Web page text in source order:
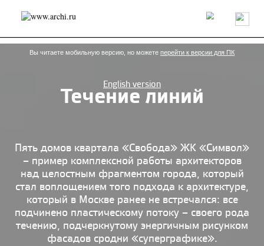
Россия Мир Технологии Интерьер Пресса
Архитекторы
Проекты
Конкурсы События Книги Вакансии
send.project Анонсы конкурсов
Блог
Дизайн
Иностранцы в России
Интерьер
Книги
Наследие Образование
Урбанистика
Эко
Вы читаете мобильную версию, но можете перейти к версии для ПК
English version
Течение линий
Пять домов квартала «Свобода» ЖК «Символ»
– пример комплексной работы архитекторов
над целостным фрагментом города, который
стал воплощением того подхода к архитектуре,
который в Москве ранее не встречался: все
подчинено пластическому потоку – своего рода
течению, подчеркнутому энергичным рисунком
фасадов сродни «суперграфике».